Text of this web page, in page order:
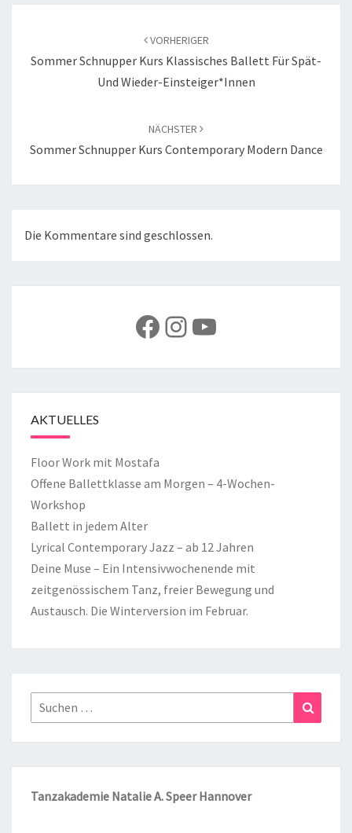
VORHERIGER
Sommer Schnupper Kurs Klassisches Ballett Für Spät-
Und Wieder-Einsteiger*innen
NÄCHSTER
Sommer Schnupper Kurs Contemporary Modern Dance
Die Kommentare sind geschlossen.
Facebook
Instagram
YouTube
AKTUELLES
Floor Work mit Mostafa
Offene Ballettklasse am Morgen – 4-Wochen-
Workshop
Ballett in jedem Alter
Lyrical Contemporary Jazz – ab 12 Jahren
Deine Muse – Ein Intensivwochenende mit
zeitgenössischem Tanz, freier Bewegung und
Austausch. Die Winterversion im Februar.
Suchen
nach:
Tanzakademie Natalie A. Speer Hannover